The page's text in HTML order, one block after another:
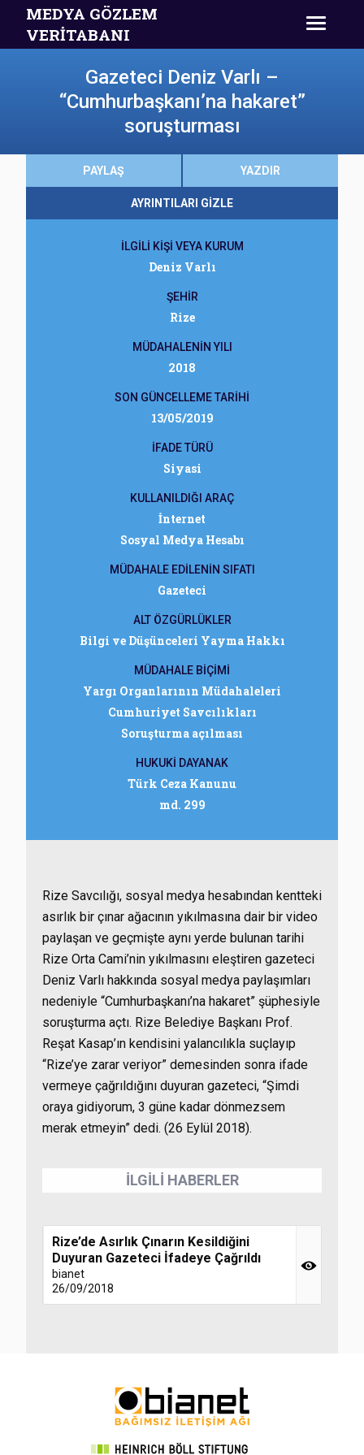
MEDYA GÖZLEM
VERİTABANI
Gazeteci Deniz Varlı –
“Cumhurbaşkanı’na hakaret”
soruşturması
PAYLAŞ YAZDIR
AYRINTILARI GİZLE
İLGİLİ KİŞİ VEYA KURUM
Deniz Varlı
ŞEHİR
Rize
MÜDAHALENİN YILI
2018
SON GÜNCELLEME TARİHİ
13/05/2019
İFADE TÜRÜ
Siyasi
KULLANILDIĞI ARAÇ
İnternet
Sosyal Medya Hesabı
MÜDAHALE EDİLENİN SIFATI
Gazeteci
ALT ÖZGÜRLÜKLER
Bilgi ve Düşünceleri Yayma Hakkı
MÜDAHALE BİÇİMİ
Yargı Organlarının Müdahaleleri
Cumhuriyet Savcılıkları
Soruşturma açılması
HUKUKİ DAYANAK
Türk Ceza Kanunu
md. 299
Rize Savcılığı, sosyal medya hesabından kentteki
asırlık bir çınar ağacının yıkılmasına dair bir video
paylaşan ve geçmişte aynı yerde bulunan tarihi
Rize Orta Cami’nin yıkılmasını eleştiren gazeteci
Deniz Varlı hakkında sosyal medya paylaşımları
nedeniyle “Cumhurbaşkanı’na hakaret” şüphesiyle
soruşturma açtı. Rize Belediye Başkanı Prof.
Reşat Kasap’ın kendisini yalancılıkla suçlayıp
“Rize’ye zarar veriyor” demesinden sonra ifade
vermeye çağrıldığını duyuran gazeteci, “Şimdi
oraya gidiyorum, 3 güne kadar dönmezsem
merak etmeyin” dedi. (26 Eylül 2018).
İLGİLİ HABERLER
Rize’de Asırlık Çınarın Kesildiğini
Duyuran Gazeteci İfadeye Çağrıldı
bianet
26/09/2018